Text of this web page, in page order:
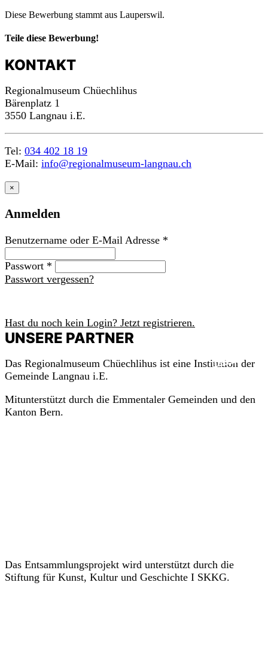
mit!
Diese Bewerbung stammt aus Lauperswil.
Teile diese Bewerbung!
KONTAKT
Regionalmuseum Chüechlihus
Bärenplatz 1
3550 Langnau i.E.
Tel: 034 402 18 19
E-Mail: info@regionalmuseum-langnau.ch
×
Anmelden
Benutzername oder E-Mail Adresse *
Passwort *
Passwort vergessen?
Hast du noch kein Login? Jetzt registrieren.
UNSERE PARTNER
Das Regionalmuseum Chüechlihus ist eine Institution der
Gemeinde Langnau i.E.
Mitunterstützt durch die Emmentaler Gemeinden und den
Kanton Bern.
Das Entsammlungsprojekt wird unterstützt durch die
Stiftung für Kunst, Kultur und Geschichte I SKKG.